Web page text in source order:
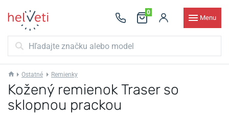
0
Menu
Ostatné Remienky
Kožený remienok Traser so
sklopnou prackou